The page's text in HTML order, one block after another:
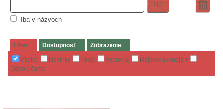
OK
Iba v názvoch
Filter Dostupnosť Zobrazenie
Všetko Novinky Akcia Výpredaj
Najpredávanejšie
Odporúčame